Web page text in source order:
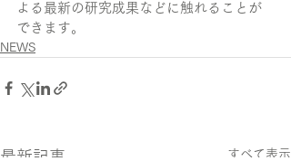
よる最新の研究成果などに触れることが
できます。
NEWS
最新記事 すべて表示